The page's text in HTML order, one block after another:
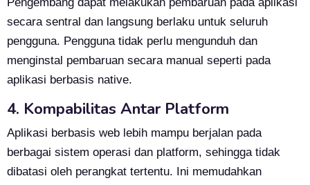
secara sentral dan langsung berlaku untuk seluruh
pengguna. Pengguna tidak perlu mengunduh dan
menginstal pembaruan secara manual seperti pada
aplikasi berbasis native.
4. Kompabilitas Antar Platform
Aplikasi berbasis web lebih mampu berjalan pada
berbagai sistem operasi dan platform, sehingga tidak
dibatasi oleh perangkat tertentu. Ini memudahkan